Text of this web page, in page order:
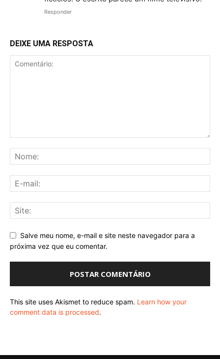
Responder
DEIXE UMA RESPOSTA
Salve meu nome, e-mail e site neste navegador para a
próxima vez que eu comentar.
This site uses Akismet to reduce spam. Learn how your
comment data is processed.